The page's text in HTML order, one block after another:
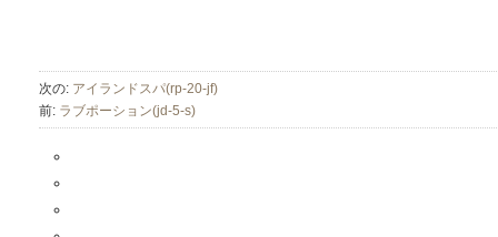
次の: アイランドスパ(rp-20-jf)
前: ラブポーション(jd-5-s)